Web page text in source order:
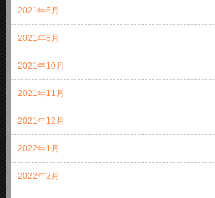
2021年6月
2021年8月
2021年10月
2021年11月
2021年12月
2022年1月
2022年2月